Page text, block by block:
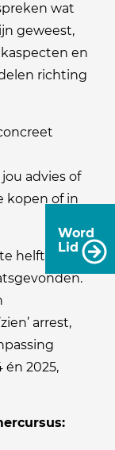
Word
Lid
wat
geweest,
en
richting
advies of
kopen of in
helft van
arrest,
2025,